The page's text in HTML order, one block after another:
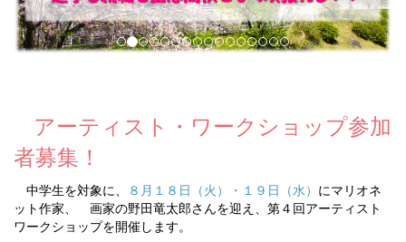
アーティスト・ワークショップ参加
者募集！
中学生を対象に、 ８月１８日（火）・１９日（水） にマリオネ
ット作家、 画家の野田竜太郎さんを迎え、第４回アーティスト
ワークショップを開催します。